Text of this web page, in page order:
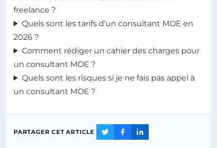
freelance ?
Quels sont les tarifs d'un consultant MOE en
2026 ?
Comment rédiger un cahier des charges pour
un consultant MOE ?
Quels sont les risques si je ne fais pas appel à
un consultant MOE ?
PARTAGER CET ARTICLE